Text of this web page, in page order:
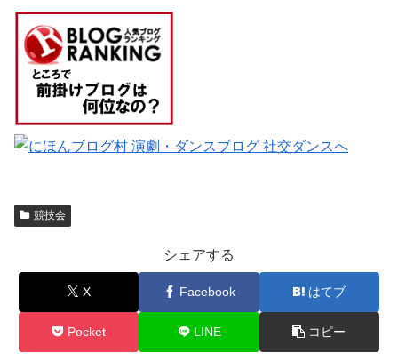
競技会
シェアする
X Facebook はてブ
Pocket LINE コピー